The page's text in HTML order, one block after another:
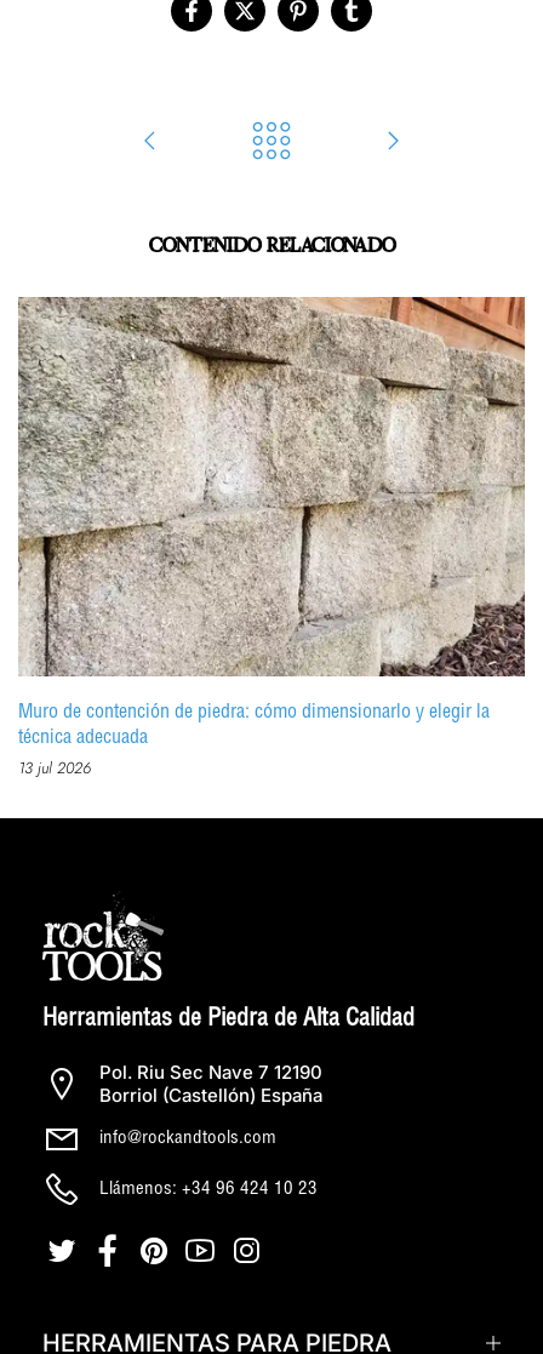
CONTENIDO RELACIONADO
Muro de contención de piedra: cómo dimensionarlo y elegir la
técnica adecuada
13 jul 2026
Herramientas de Piedra de Alta Calidad
Pol. Riu Sec Nave 7 12190
Borriol (Castellón) España
info@rockandtools.com
Llámenos: +34 96 424 10 23
HERRAMIENTAS PARA PIEDRA